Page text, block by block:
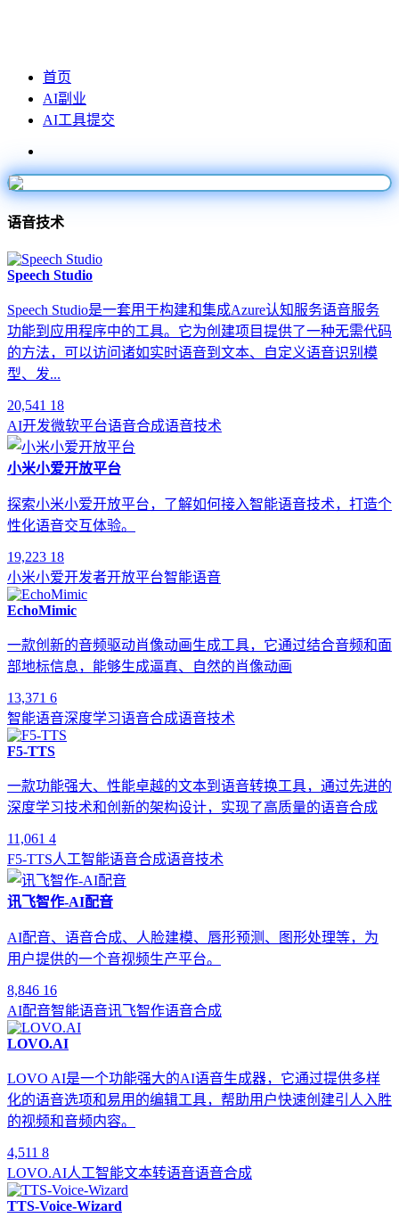
首页
AI副业
AI工具提交
语音技术
Speech Studio
Speech Studio是一套用于构建和集成Azure认知服务语音服务
功能到应用程序中的工具。它为创建项目提供了一种无需代码
的方法，可以访问诸如实时语音到文本、自定义语音识别模
型、发...
20,541 18
AI开发微软平台语音合成语音技术
小米小爱开放平台
探索小米小爱开放平台，了解如何接入智能语音技术，打造个
性化语音交互体验。
19,223 18
小米小爱开发者开放平台智能语音
EchoMimic
一款创新的音频驱动肖像动画生成工具，它通过结合音频和面
部地标信息，能够生成逼真、自然的肖像动画
13,371 6
智能语音深度学习语音合成语音技术
F5-TTS
一款功能强大、性能卓越的文本到语音转换工具，通过先进的
深度学习技术和创新的架构设计，实现了高质量的语音合成
11,061 4
F5-TTS人工智能语音合成语音技术
讯飞智作-AI配音
AI配音、语音合成、人脸建模、唇形预测、图形处理等，为
用户提供的一个音视频生产平台。
8,846 16
AI配音智能语音讯飞智作语音合成
LOVO.AI
LOVO AI是一个功能强大的AI语音生成器，它通过提供多样
化的语音选项和易用的编辑工具，帮助用户快速创建引人入胜
的视频和音频内容。
4,511 8
LOVO.AI人工智能文本转语音语音合成
TTS-Voice-Wizard